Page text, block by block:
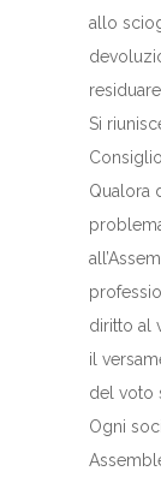
allo
Si
Qualora
diritto al
il
del voto
Ogni